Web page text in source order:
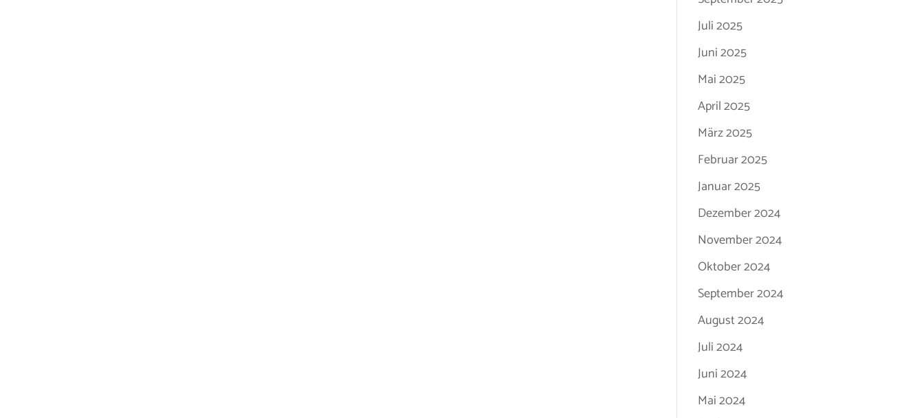
Juli 2025
Juni 2025
Mai 2025
April 2025
März 2025
Februar 2025
Januar 2025
Dezember 2024
November 2024
Oktober 2024
September 2024
August 2024
Juli 2024
Juni 2024
Mai 2024